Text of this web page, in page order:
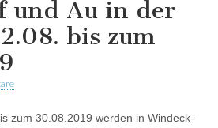
und Au in der
bis zum
zum 30.08.2019 werden in Windeck-